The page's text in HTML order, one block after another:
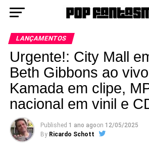
LANÇAMENTOS
Urgente!: City Mall
Beth Gibbons ao
Kamada em clipe,
nacional em vinil e
Published 1 ano agoon 12/05/2025
By Ricardo Schott